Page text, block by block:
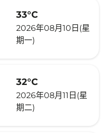
33°C
2026年08月10日(星
期一)
32°C
2026年08月11日(星
期二)